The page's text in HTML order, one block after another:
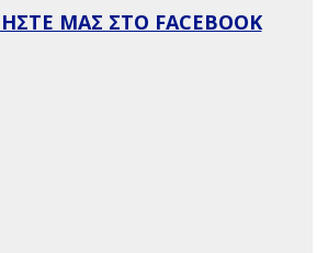
ΜΑΣ ΣΤΟ FACEBOOK